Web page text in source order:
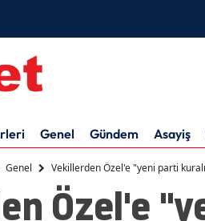
Genel Gündem Asayiş
Genel Vekillerden Özel'e "yeni parti
Özel'e